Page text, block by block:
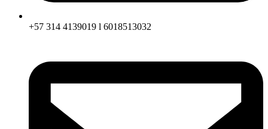
+57 314 4139019 l 6018513032